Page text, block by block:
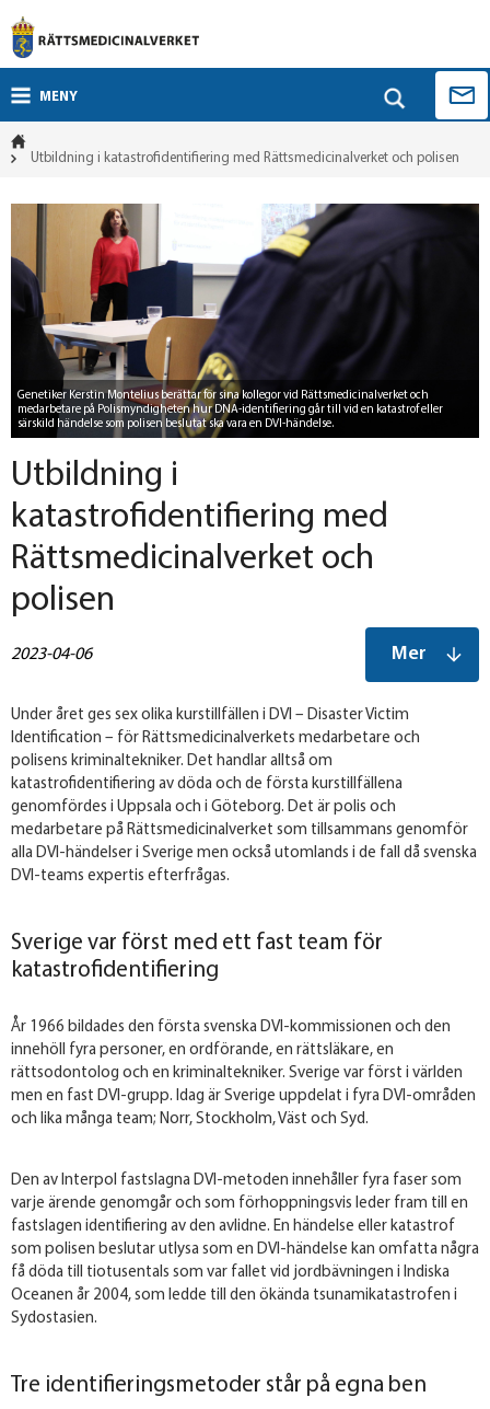
MENY
Utbildning i katastrofidentifiering med Rättsmedicinalverket och polisen
Genetiker Kerstin Montelius berättar för sina kollegor vid Rättsmedicinalverket och
medarbetare på Polismyndigheten hur DNA-identifiering går till vid en katastrof eller
särskild händelse som polisen beslutat ska vara en DVI-händelse.
Utbildning i
katastrofidentifiering med
Rättsmedicinalverket och
polisen
Mer
2023-04-06
Under året ges sex olika kurstillfällen i DVI – Disaster Victim
Identification – för Rättsmedicinalverkets medarbetare och
polisens kriminaltekniker. Det handlar alltså om
katastrofidentifiering av döda och de första kurstillfällena
genomfördes i Uppsala och i Göteborg. Det är polis och
medarbetare på Rättsmedicinalverket som tillsammans genomför
alla DVI-händelser i Sverige men också utomlands i de fall då svenska
DVI-teams expertis efterfrågas.
Sverige var först med ett fast team för
katastrofidentifiering
År 1966 bildades den första svenska DVI-kommissionen och den
innehöll fyra personer, en ordförande, en rättsläkare, en
rättsodontolog och en kriminaltekniker. Sverige var först i världen
men en fast DVI-grupp. Idag är Sverige uppdelat i fyra DVI-områden
och lika många team; Norr, Stockholm, Väst och Syd.
Den av Interpol fastslagna DVI-metoden innehåller fyra faser som
varje ärende genomgår och som förhoppningsvis leder fram till en
fastslagen identifiering av den avlidne. En händelse eller katastrof
som polisen beslutar utlysa som en DVI-händelse kan omfatta några
få döda till tiotusentals som var fallet vid jordbävningen i Indiska
Oceanen år 2004, som ledde till den ökända tsunamikatastrofen i
Sydostasien.
Tre identifieringsmetoder står på egna ben